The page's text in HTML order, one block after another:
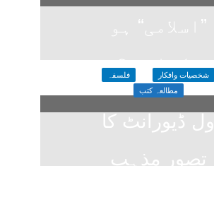
”اسلامی“ ہو
سکتا ہے؟
1 week ago
شخصیات وافکار
فلسفہ
مطالعہ کتب
ول ڈیورانٹ کا
تصورِ مذہب